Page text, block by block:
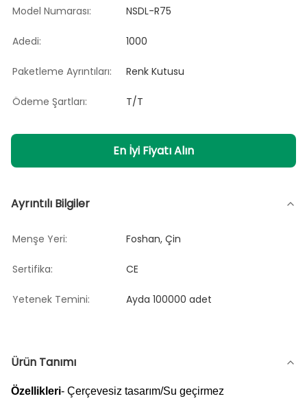
Model Numarası: NSDL-R75
Adedi: 1000
Paketleme Ayrıntıları: Renk Kutusu
Ödeme Şartları: T/T
En İyi Fiyatı Alın
Ayrıntılı Bilgiler
Menşe Yeri: Foshan, Çin
Sertifika: CE
Yetenek Temini: Ayda 100000 adet
Ürün Tanımı
Özellikleri- Çerçevesiz tasarım/Su geçirmez